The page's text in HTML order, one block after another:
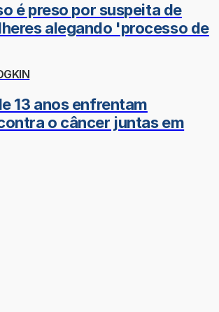
é preso por suspeita de
alegando 'processo de
13 anos enfrentam
o câncer juntas em